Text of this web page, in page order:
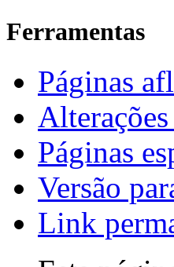
Ferramentas
Páginas
Páginas
Versão
Link